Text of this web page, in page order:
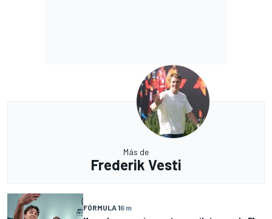
Más de
Frederik Vesti
FÓRMULA 16 m